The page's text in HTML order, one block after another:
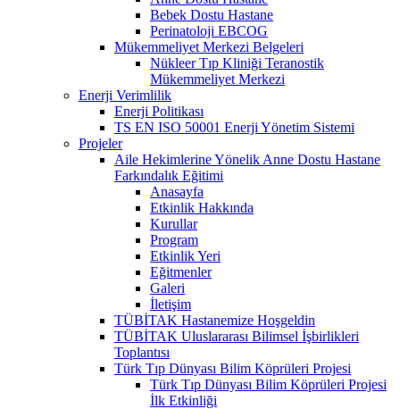
Bebek Dostu Hastane
Perinatoloji EBCOG
Mükemmeliyet Merkezi Belgeleri
Nükleer Tıp Kliniği Teranostik
Mükemmeliyet Merkezi
Enerji Verimlilik
Enerji Politikası
TS EN ISO 50001 Enerji Yönetim Sistemi
Projeler
Aile Hekimlerine Yönelik Anne Dostu Hastane
Farkındalık Eğitimi
Anasayfa
Etkinlik Hakkında
Kurullar
Program
Etkinlik Yeri
Eğitmenler
Galeri
İletişim
TÜBİTAK Hastanemize Hoşgeldin
TÜBİTAK Uluslararası Bilimsel İşbirlikleri
Toplantısı
Türk Tıp Dünyası Bilim Köprüleri Projesi
Türk Tıp Dünyası Bilim Köprüleri Projesi
İlk Etkinliği